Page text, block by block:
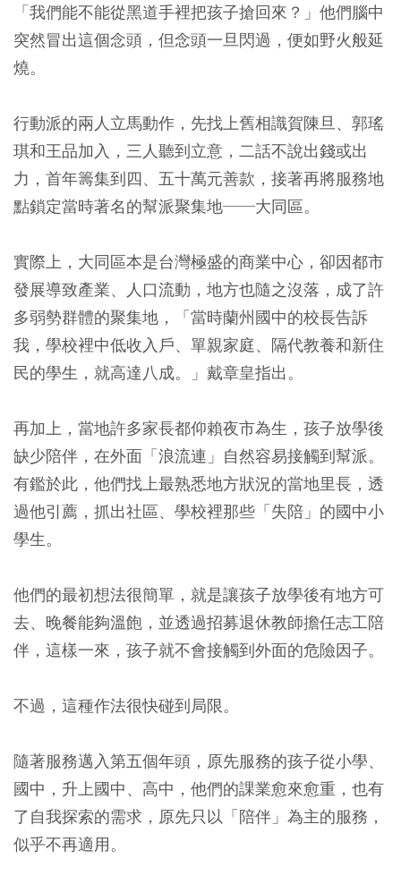
「我們能不能從黑道手裡把孩子搶回來？」他們腦中
突然冒出這個念頭，但念頭一旦閃過，便如野火般延
燒。
行動派的兩人立馬動作，先找上舊相識賀陳旦、郭瑤
琪和王品加入，三人聽到立意，二話不說出錢或出
力，首年籌集到四、五十萬元善款，接著再將服務地
點鎖定當時著名的幫派聚集地──大同區。
實際上，大同區本是台灣極盛的商業中心，卻因都市
發展導致產業、人口流動，地方也隨之沒落，成了許
多弱勢群體的聚集地，「當時蘭州國中的校長告訴
我，學校裡中低收入戶、單親家庭、隔代教養和新住
民的學生，就高達八成。」戴章皇指出。
再加上，當地許多家長都仰賴夜市為生，孩子放學後
缺少陪伴，在外面「浪流連」自然容易接觸到幫派。
有鑑於此，他們找上最熟悉地方狀況的當地里長，透
過他引薦，抓出社區、學校裡那些「失陪」的國中小
學生。
他們的最初想法很簡單，就是讓孩子放學後有地方可
去、晚餐能夠溫飽，並透過招募退休教師擔任志工陪
伴，這樣一來，孩子就不會接觸到外面的危險因子。
不過，這種作法很快碰到局限。
隨著服務邁入第五個年頭，原先服務的孩子從小學、
國中，升上國中、高中，他們的課業愈來愈重，也有
了自我探索的需求，原先只以「陪伴」為主的服務，
似乎不再適用。